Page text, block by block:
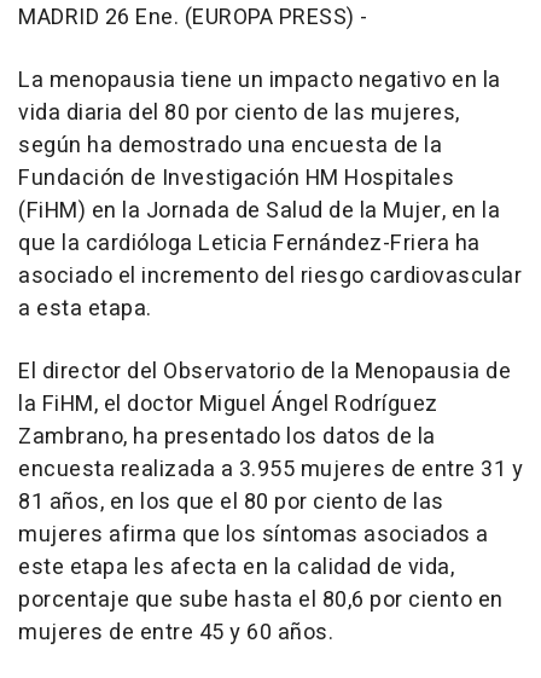
MADRID 26 Ene. (EUROPA PRESS) -
La menopausia tiene un impacto negativo en la
vida diaria del 80 por ciento de las mujeres,
según ha demostrado una encuesta de la
Fundación de Investigación HM Hospitales
(FiHM) en la Jornada de Salud de la Mujer, en la
que la cardióloga Leticia Fernández-Friera ha
asociado el incremento del riesgo cardiovascular
a esta etapa.
El director del Observatorio de la Menopausia de
la FiHM, el doctor Miguel Ángel Rodríguez
Zambrano, ha presentado los datos de la
encuesta realizada a 3.955 mujeres de entre 31 y
81 años, en los que el 80 por ciento de las
mujeres afirma que los síntomas asociados a
este etapa les afecta en la calidad de vida,
porcentaje que sube hasta el 80,6 por ciento en
mujeres de entre 45 y 60 años.